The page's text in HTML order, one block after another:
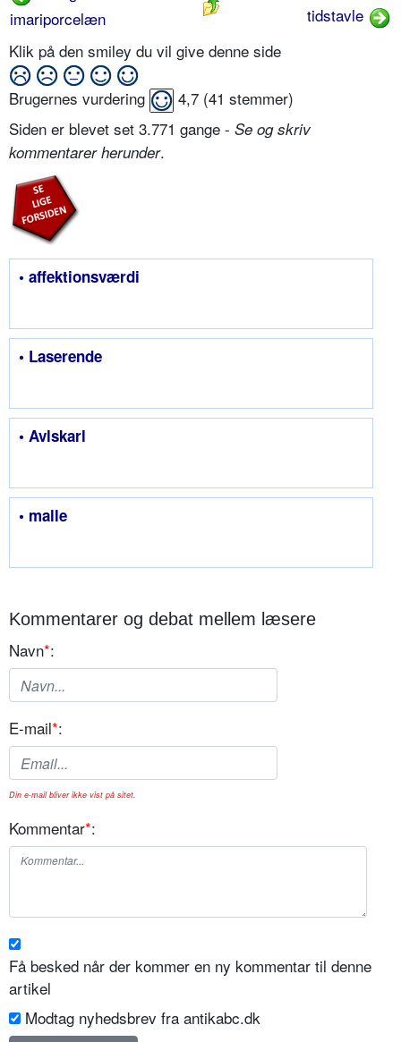
imariporcelæn
tidstavle
Klik på den smiley du vil give denne side
Brugernes vurdering 4,7 (41 stemmer)
Siden er blevet set 3.771 gange - Se og skriv
kommentarer herunder.
• affektionsværdi
• Laserende
• Avlskarl
• malle
Kommentarer og debat mellem læsere
Navn*:
E-mail*:
Din e-mail bliver ikke vist på sitet.
Kommentar*:
Få besked når der kommer en ny kommentar til denne
artikel
Modtag nyhedsbrev fra antikabc.dk